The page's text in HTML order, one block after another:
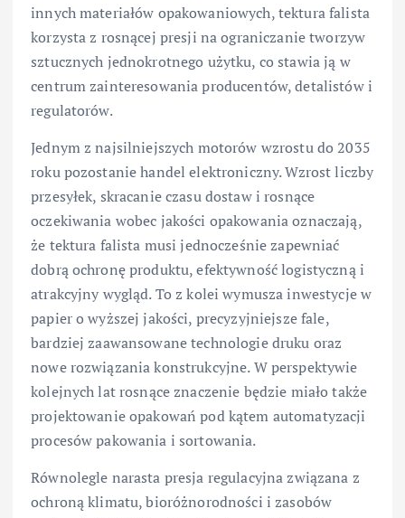
innych materiałów opakowaniowych, tektura falista
korzysta z rosnącej presji na ograniczanie tworzyw
sztucznych jednokrotnego użytku, co stawia ją w
centrum zainteresowania producentów, detalistów i
regulatorów.
Jednym z najsilniejszych motorów wzrostu do 2035
roku pozostanie handel elektroniczny. Wzrost liczby
przesyłek, skracanie czasu dostaw i rosnące
oczekiwania wobec jakości opakowania oznaczają,
że tektura falista musi jednocześnie zapewniać
dobrą ochronę produktu, efektywność logistyczną i
atrakcyjny wygląd. To z kolei wymusza inwestycje w
papier o wyższej jakości, precyzyjniejsze fale,
bardziej zaawansowane technologie druku oraz
nowe rozwiązania konstrukcyjne. W perspektywie
kolejnych lat rosnące znaczenie będzie miało także
projektowanie opakowań pod kątem automatyzacji
procesów pakowania i sortowania.
Równolegle narasta presja regulacyjna związana z
ochroną klimatu, bioróżnorodności i zasobów